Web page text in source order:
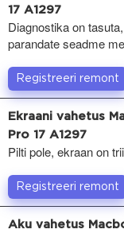
17 A1297
Diagnostika on
parandate seadme
Registreeri remont
Ekraani vahetus
Pro 17 A1297
Pilti pole, ekraan on
Registreeri remont
Aku vahetus